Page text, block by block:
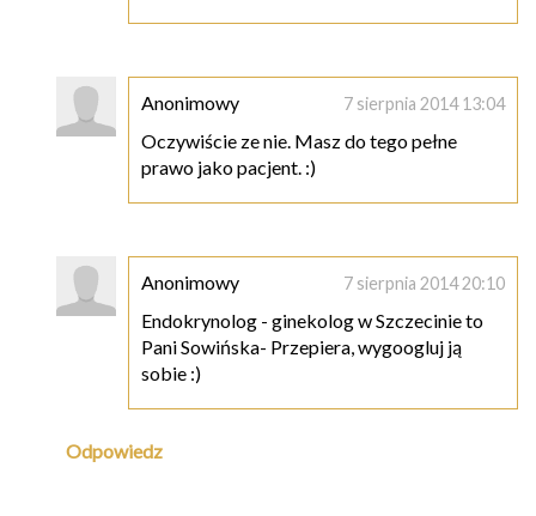
Anonimowy 7 sierpnia 2014 13:04
Oczywiście ze nie. Masz do tego pełne
prawo jako pacjent. :)
Anonimowy 7 sierpnia 2014 20:10
Endokrynolog - ginekolog w Szczecinie to
Pani Sowińska- Przepiera, wygoogluj ją
sobie :)
Odpowiedz